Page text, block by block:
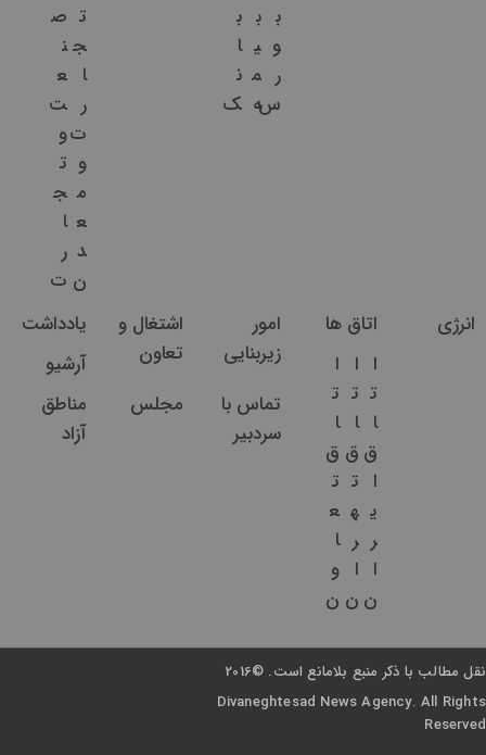
ب
و
ر
س
ب
ی
م
ه
ب
ا
ن
ک
ت
ج
ا
ر
ت
و
م
ع
د
ن
ص
ن
ع
ت
و
ت
ج
ا
ر
ت
انرژی
اتاق ها
ا
ت
ا
ق
ا
ی
ر
ا
ن
ا
ت
ا
ق
ت
ه
ر
ا
ن
ا
ت
ا
ق
ت
ع
ا
و
ن
امور
زیربنایی
اشتغال و
تعاون
یادداشت
آرشیو
تماس با
سردبیر
مجلس
مناطق
آزاد
نقل مطالب با ذکر منبع بلامانع است. ©2016
Divaneghtesad News Agency. All Rights
Reserved